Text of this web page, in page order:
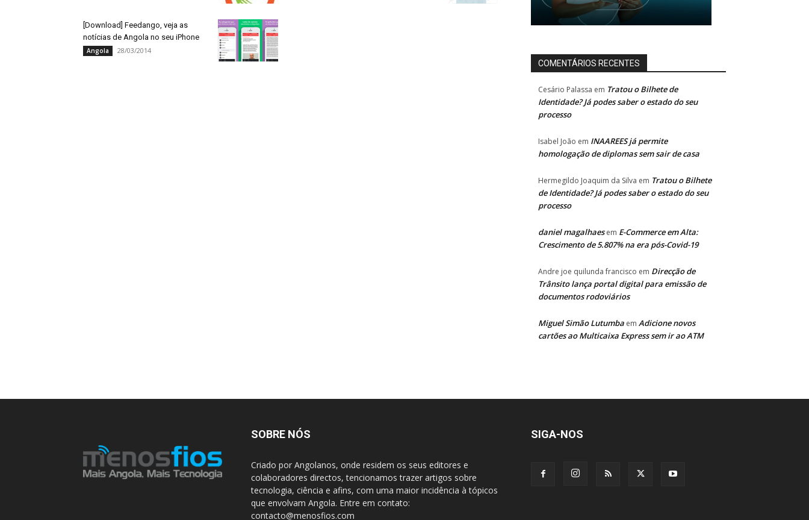
[Download] Feedango, veja as
notícias de Angola no seu iPhone
Angola 28/03/2014
COMENTÁRIOS RECENTES
Cesário Palassa em Tratou o Bilhete de
Identidade? Já podes saber o estado do seu
processo
Isabel João em INAAREES já permite
homologação de diplomas sem sair de casa
Hermegildo Joaquim da Silva em Tratou o Bilhete
de Identidade? Já podes saber o estado do seu
processo
daniel magalhaesem E-Commerce em Alta:
Crescimento de 5.807% na era pós-Covid-19
Andre joe quilunda francisco em Direcção de
Trânsito lança portal digital para emissão de
documentos rodoviários
Miguel Simão Lutumba em Adicione novos
cartões ao Multicaixa Express sem ir ao ATM
SOBRE NÓS
Criado por Angolanos, onde residem os seus editores e
colaboradores directos, tencionamos trazer artigos sobre
tecnologia, ciência e afins, com uma maior incidência à tópicos
que envolvam Angola. Entre em contato:
contacto@menosfios.com
SIGA-NOS